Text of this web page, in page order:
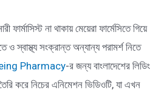
ফার্মাসিস্ট না থাকায় মেয়েরা ফার্মেসিতে গিয়ে
স্বাস্থ্য সংক্রান্ত অন্যান্য পরামর্শ নিতে
Pharmacy-র জন্য বাংলাদেশের লিডিং
করে নিচের এনিমেশন ভিডিওটি, যা এখন